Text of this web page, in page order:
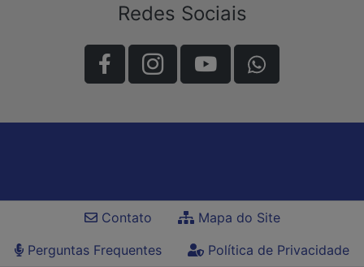
Redes Sociais
Contato
Mapa do Site
Perguntas Frequentes
Política de Privacidade